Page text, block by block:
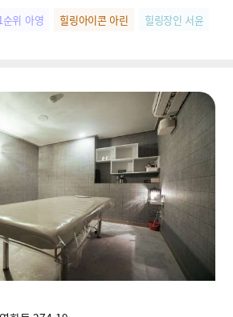
순위 아영 힐링아이콘 아린 힐링장인 서윤